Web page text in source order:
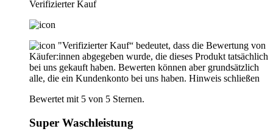
Verifizierter Kauf
"Verifizierter Kauf“ bedeutet, dass die Bewertung von
Käufer:innen abgegeben wurde, die dieses Produkt tatsächlich
bei uns gekauft haben. Bewerten können aber grundsätzlich
alle, die ein Kundenkonto bei uns haben. Hinweis schließen
Bewertet mit 5 von 5 Sternen.
Super Waschleistung